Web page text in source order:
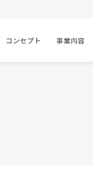
コンセプト 事業内容